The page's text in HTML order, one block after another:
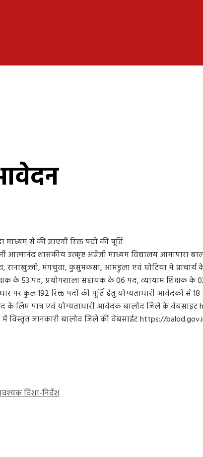
माध्यम से की जाएगी रिक्त पदों की पूर्ति
शासकीय उत्कृष्ट अंग्रेजी माध्यम विद्यालय आमापारा
रानाखुज्जी, मंगचुवा, कुसुमकसा, आमडुला एवं घोटिया में
के 53 पद, प्रयोगशाला सहायक के 06 पद, व्यायाम शिक्षक
पर कुल 192 रिक्त पदों की पूर्ति हेतु योग्यताधारी आवेदकों से
के लिए पात्र एवं योग्यताधारी आवेदक बालोद जिले के
जानकारी बालोद जिले की वेबसाईट https://
दिशा-निर्देश